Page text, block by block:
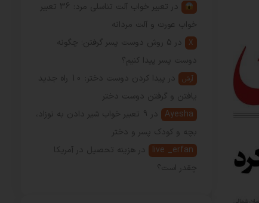
در
تعبیر خواب آلت تناسلی مرد: 36 تعبیر
خواب عورت و آلت مردانه
X در
5 روش دوست پسر گرفتن؛ چگونه
دوست پسر پیدا کنیم؟
آرش در
پیدا کردن دوست دختر: 10 راه جدید
یافتن و گرفتن دوست دختر
Ayesha
در
9 تعبیر خواب شیر دادن به نوزاد،
بچه و کودک پسر و دختر
live _erfan
در
هزینه تحصیل در آمریکا
چقدر است؟